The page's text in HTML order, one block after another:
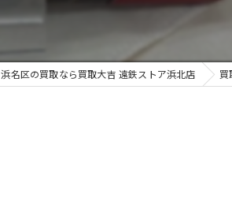
古銭
電化製品
骨董品
浜名区の買取なら買取大吉 遠鉄ストア浜北店 買